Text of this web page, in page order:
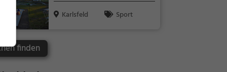
Karlsfeld
Sport
finden